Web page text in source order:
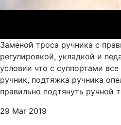
Заменой троса ручника с
регулировкой, укладкой и
условии что с суппортами
ручник, подтяжка ручника
правильно подтянуть ручной
29 Mar 2019